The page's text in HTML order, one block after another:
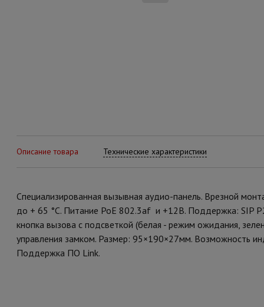
Описание товара Технические характеристики
Специализированная вызывная аудио-панель. Врезной
до + 65 °C. Питание PoE 802.3af и +12В. Поддержка: SIP
кнопка вызова с подсветкой (белая - режим ожидания,
управления замком. Размер: 95×190×27мм. Возможность
Поддержка ПО Link.